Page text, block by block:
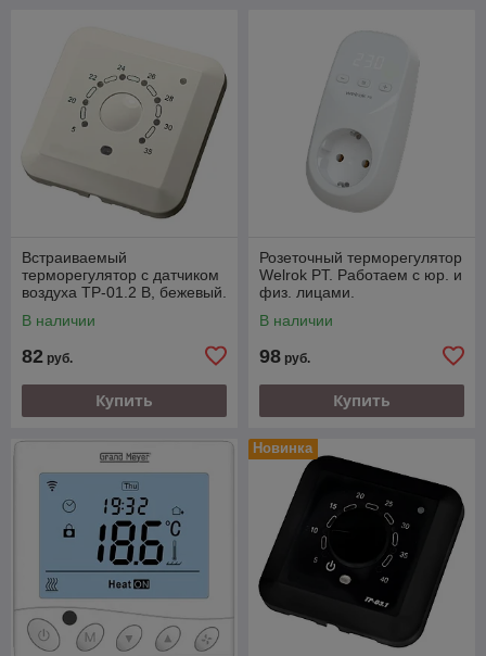
Встраиваемый
терморегулятор с датчиком
воздуха ТР-01.2 В, бежевый.
лицами.
В наличии
82 руб.
Купить
Розеточный терморегулятор
Welrok PT. Работаем с юр. и
физ. лицами.
В наличии
98 руб.
Купить
Новинка